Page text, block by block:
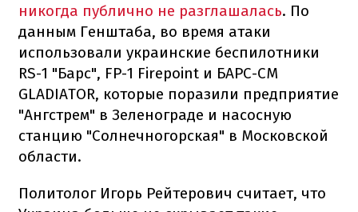
никогда публично не разглашалась. По
данным Генштаба, во время атаки
использовали украинские беспилотники
RS-1 "Барс", FP-1 Firepoint и БАРС-СМ
GLADIATOR, которые поразили предприятие
"Ангстрем" в Зеленограде и насосную
станцию "Солнечногорская" в Московской
области.
Политолог Игорь Рейтерович считает, что